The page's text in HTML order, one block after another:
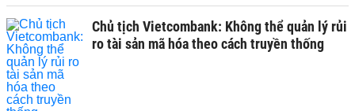
Chủ tịch Vietcombank: Không thể quản lý rủi
ro tài sản mã hóa theo cách truyền thống